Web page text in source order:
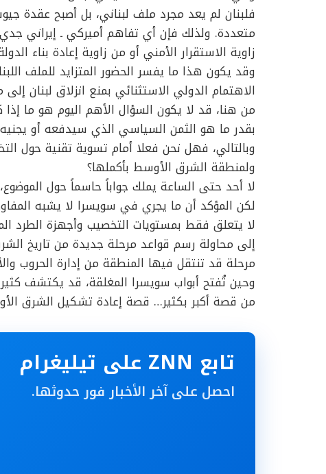
فلبنان لم يعد مجرد ملف لبناني، بل أصبح عقدة
متعددة. ولذلك فإن أي تفاهم أميركي ـ إيراني
زاوية الاستقرار الأمني أو من زاوية إعادة بناء
وقد يكون هذا ما يفسر الحضور المتزايد للملف
الاهتمام الدولي الاستثنائي بمنع انزلاق
من هنا، قد لا يكون السؤال الأهم اليوم هو ما
بقدر ما هو الثمن السياسي الذي سيدفعه أو
وبالتالي، فهل نحن فعلا أمام تسوية تقنية حول
ولمنطقة الشرق الأوسط بأكملها؟
لا أحد حتى الساعة يملك جواباً حاسماً حول الموضوع،
لكن المؤكد أن ما يجري في سويسرا لا يشبه
لا يتعلق فقط بمستويات التخصيب وأجهزة الطرد
إلى محاولة رسم قواعد مرحلة جديدة من تاريخ
مرحلة قد تنتقل فيها المنطقة من إدارة الحروب
وحين تُفتح أبواب سويسرا المغلقة، قد يكتشف
من قصة أكبر بكثير… قصة إعادة تشكيل الشرق
تابع ZNN على تيليغرام
احصل على آخر الأخبار فور حدوثها.